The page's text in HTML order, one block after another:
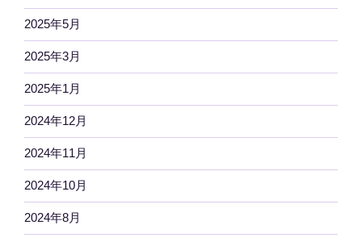
2025年5月
2025年3月
2025年1月
2024年12月
2024年11月
2024年10月
2024年8月